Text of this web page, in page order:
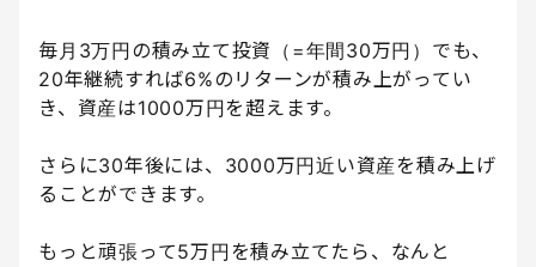
毎月3万円の積み立て投資（=年間30万円）でも、
20年継続すれば6%のリターンが積み上がってい
き、資産は1000万円を超えます。
さらに30年後には、3000万円近い資産を積み上げ
ることができます。
もっと頑張って5万円を積み立てたら、なんと